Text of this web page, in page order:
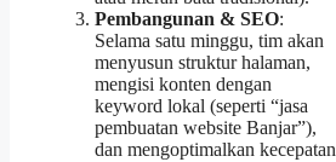
Pembangunan & SEO:
Selama satu minggu, tim akan
menyusun struktur halaman,
mengisi konten dengan
keyword lokal (seperti “jasa
pembuatan website Banjar”),
dan mengoptimalkan kecepatan